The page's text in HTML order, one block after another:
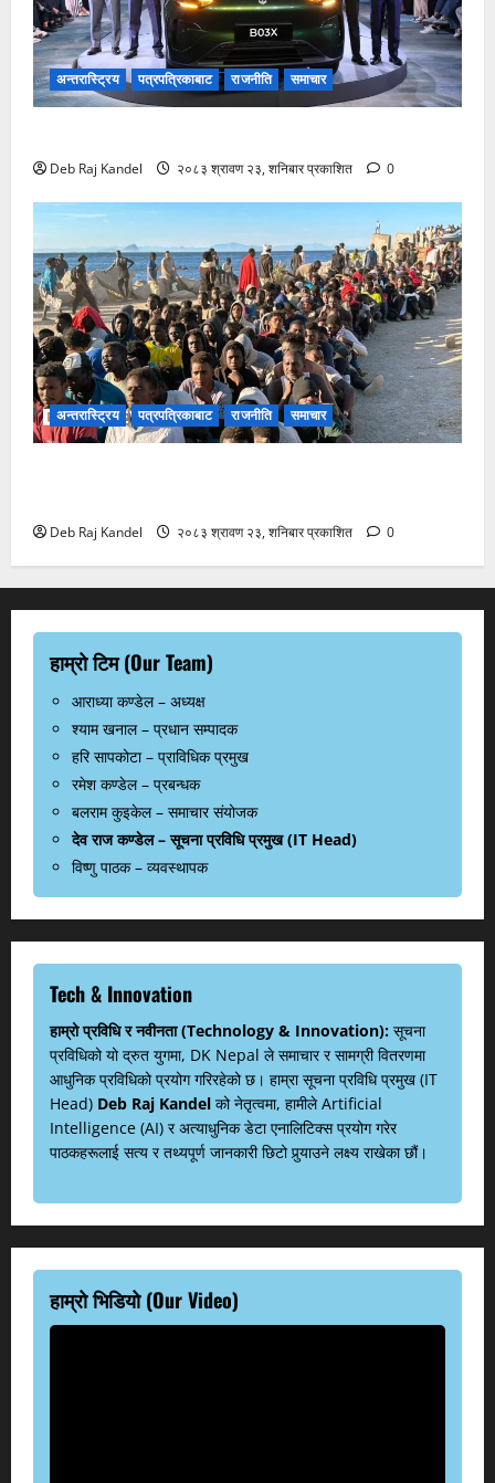
अन्तरास्ट्रिय पत्रपत्रिकाबाट राजनीति समाचार
Deb Raj Kandel २०८३ श्रावण २३, शनिबार प्रकाशित 0
अन्तरास्ट्रिय पत्रपत्रिकाबाट राजनीति समाचार
Deb Raj Kandel २०८३ श्रावण २३, शनिबार प्रकाशित 0
हाम्रो टिम (Our Team)
आराध्या कण्डेल – अध्यक्ष
श्याम खनाल – प्रधान सम्पादक
हरि सापकोटा – प्राविधिक प्रमुख
रमेश कण्डेल – प्रबन्धक
बलराम कुइकेल – समाचार संयोजक
देव राज कण्डेल – सूचना प्रविधि प्रमुख (IT Head)
विष्णु पाठक – व्यवस्थापक
Tech & Innovation
हाम्रो प्रविधि र नवीनता (Technology & Innovation): सूचना
प्रविधिको यो द्रुत युगमा, DK Nepal ले समाचार र सामग्री वितरणमा
आधुनिक प्रविधिको प्रयोग गरिरहेको छ। हाम्रा सूचना प्रविधि प्रमुख (IT
Head) Deb Raj Kandel को नेतृत्वमा, हामीले Artificial
Intelligence (AI) र अत्याधुनिक डेटा एनालिटिक्स प्रयोग गरेर
पाठकहरूलाई सत्य र तथ्यपूर्ण जानकारी छिटो पुर्‍याउने लक्ष्य राखेका छौं।
हाम्रो भिडियो (Our Video)